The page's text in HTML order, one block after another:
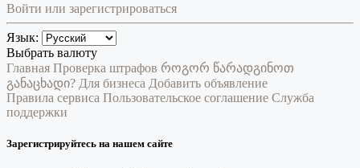
Войти или зарегистрироваться
Язык:
Выбрать валюту
Главная Проверка штрафов როგორ წარადგინოთ
განაცხადი? Для бизнеса Добавить объявление
Правила сервиса Пользовательское соглашение Служба
поддержки
Зарегистрируйтесь на нашем сайте